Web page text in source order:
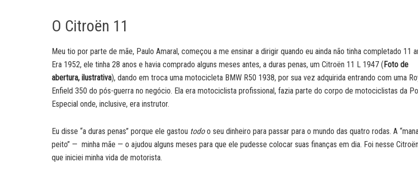
O Citroën 11
Meu tio por parte de mãe, Paulo Amaral, começou a me ensinar a dirigir quando eu ainda não tinha completado 11
Era 1952, ele tinha 28 anos e havia comprado alguns meses antes, a duras penas, um Citroën 11 L 1947 (Foto de
abertura, ilustrativa), dando em troca uma motocicleta BMW R50 1938, por sua vez adquirida entrando com uma
Enfield 350 do pós-guerra no negócio. Ela era motociclista profissional, fazia parte do corpo de motociclistas da
Especial onde, inclusive, era instrutor.
Eu disse “a duras penas” porque ele gastou todoo seu dinheiro para passar para o mundo das quatro rodas. A
peito” — minha mãe — o ajudou alguns meses para que ele pudesse colocar suas finanças em dia. Foi nesse Citroën
que iniciei minha vida de motorista.